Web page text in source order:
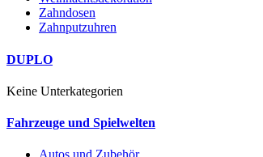
Zahndosen
Zahnputzuhren
DUPLO
Keine Unterkategorien
Fahrzeuge und Spielwelten